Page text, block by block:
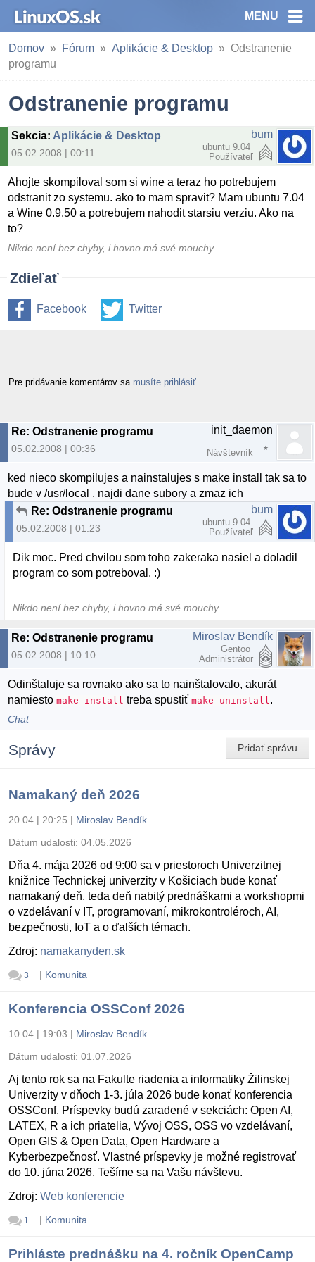
MENU
Domov Fórum Aplikácie & Desktop
Odstranenie
programu
Odstranenie programu
Sekcia: Aplikácie & Desktop
05.02.2008 | 00:11
bum
ubuntu 9.04
Používateľ
Ahojte skompiloval som si wine a teraz ho potrebujem
odstranit zo systemu. ako to mam spravit? Mam ubuntu 7.04
a Wine 0.9.50 a potrebujem nahodit starsiu verziu. Ako na
to?
Nikdo není bez chyby, i hovno má své mouchy.
Zdieľať
Facebook Twitter
Pre pridávanie komentárov sa musíte prihlásiť
Re: Odstranenie programu
05.02.2008 | 00:36
init_daemon
Návštevník
ked nieco skompilujes a nainstalujes s make install tak sa to
bude v /usr/local . najdi dane subory a zmaz ich
Re: Odstranenie programu
05.02.2008 | 01:23
bum
ubuntu 9.04
Používateľ
Dik moc. Pred chvilou som toho zakeraka nasiel a doladil
program co som potreboval. :)
Nikdo není bez chyby, i hovno má své mouchy.
Re: Odstranenie programu
05.02.2008 | 10:10
Miroslav Bendík
Gentoo
Administrátor
Odinštaluje sa rovnako ako sa to nainštalovalo, akurát
namiestomake install treba spustiťmake uninstall .
Chat
Pridať správu
Správy
Namakaný deň 2026
20.04 | 20:25 | Miroslav Bendík
Dátum udalosti: 04.05.2026
Dňa 4. mája 2026 od 9:00 sa v priestoroch Univerzitnej
knižnice Technickej univerzity v Košiciach bude konať
namakaný deň, teda deň nabitý prednáškami a workshopmi
o vzdelávaní v IT, programovaní, mikrokontroléroch, AI,
bezpečnosti, IoT a o ďalších témach.
Zdroj: namakanyden.sk
3 | Komunita
Konferencia OSSConf 2026
10.04 | 19:03 | Miroslav Bendík
Dátum udalosti: 01.07.2026
Aj tento rok sa na Fakulte riadenia a informatiky Žilinskej
Univerzity v dňoch 1-3. júla 2026 bude konať konferencia
OSSConf. Príspevky budú zaradené v sekciách: Open AI,
LATEX, R a ich priatelia, Vývoj OSS, OSS vo vzdelávaní,
Open GIS & Open Data, Open Hardware a
Kyberbezpečnosť. Vlastné príspevky je možné registrovať
do 10. júna 2026. Tešíme sa na Vašu návštevu.
Zdroj: Web konferencie
1 | Komunita
Prihláste prednášku na 4. ročník OpenCamp